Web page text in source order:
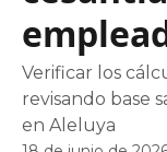
Verificar los
revisando base
en Aleluya